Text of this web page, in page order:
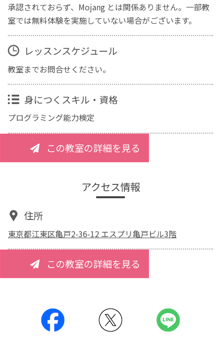
承認されておらず、Mojang とは関係ありません。一部教
室では無料体験を実施していない場合がございます。
レッスンスケジュール
教室までお問合せください。
身につくスキル・資格
プログラミング能力検定
この教室の詳細を見る
アクセス情報
住所
東京都江東区亀戸2-36-12 エスプリ亀戸ビル3階
この教室の詳細を見る